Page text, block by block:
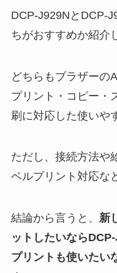
DCP-J929NとDCP-
ちがおすすめか紹介
どちらもブラザーの
プリント・コピー・
刷に対応した使いや
ただし、接続方法や
ベルプリント対応な
結論から言うと、 新
ットしたいなら
プリントも使いたい